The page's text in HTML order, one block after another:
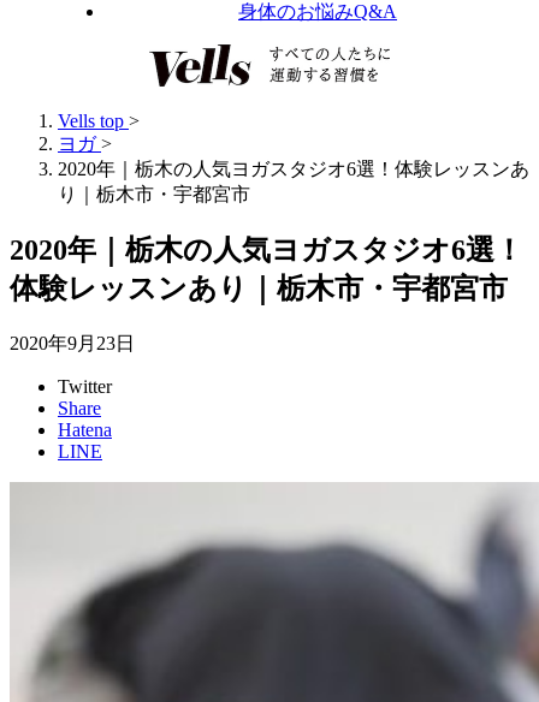
身体のお悩みQ&A
Vells top >
ヨガ >
2020年｜栃木の人気ヨガスタジオ6選！体験レッスンあ
り｜栃木市・宇都宮市
2020年｜栃木の人気ヨガスタジオ6選！
体験レッスンあり｜栃木市・宇都宮市
2020年9月23日
Twitter
Share
Hatena
LINE